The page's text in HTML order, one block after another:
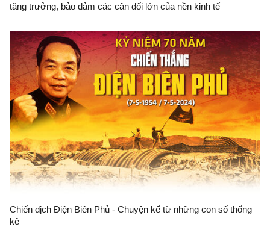
tăng trưởng, bảo đảm các cân đối lớn của nền kinh tế
Chiến dịch Điện Biên Phủ - Chuyện kể từ những con số thống
kê